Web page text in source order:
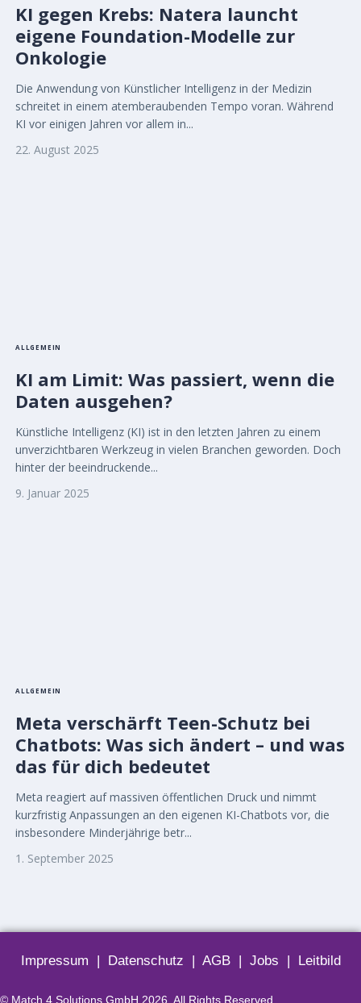
KI gegen Krebs: Natera launcht
eigene Foundation-Modelle zur
Onkologie
Die Anwendung von Künstlicher Intelligenz in der Medizin
schreitet in einem atemberaubenden Tempo voran. Während
KI vor einigen Jahren vor allem in...
22. August 2025
ALLGEMEIN
KI am Limit: Was passiert, wenn die
Daten ausgehen?
Künstliche Intelligenz (KI) ist in den letzten Jahren zu einem
unverzichtbaren Werkzeug in vielen Branchen geworden. Doch
hinter der beeindruckende...
9. Januar 2025
ALLGEMEIN
Meta verschärft Teen-Schutz bei
Chatbots: Was sich ändert – und was
das für dich bedeutet
Meta reagiert auf massiven öffentlichen Druck und nimmt
kurzfristig Anpassungen an den eigenen KI-Chatbots vor, die
insbesondere Minderjährige betr...
1. September 2025
Impressum | Datenschutz | AGB| Jobs | Leitbild
© Match 4 Solutions GmbH 2026. All Rights Reserved.